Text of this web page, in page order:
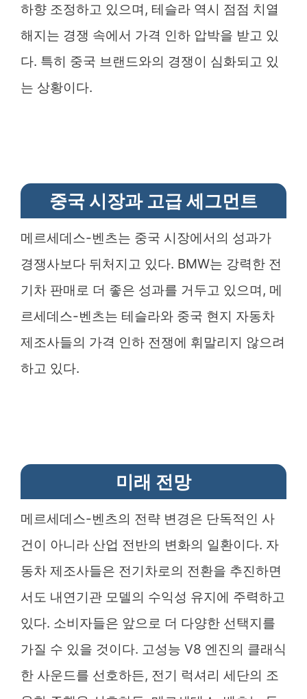
하향 조정하고 있으며, 테슬라 역시 점점 치열
해지는 경쟁 속에서 가격 인하 압박을 받고 있
다. 특히 중국 브랜드와의 경쟁이 심화되고 있
는 상황이다.
중국 시장과 고급 세그먼트
메르세데스-벤츠는 중국 시장에서의 성과가
경쟁사보다 뒤처지고 있다. BMW는 강력한 전
기차 판매로 더 좋은 성과를 거두고 있으며, 메
르세데스-벤츠는 테슬라와 중국 현지 자동차
제조사들의 가격 인하 전쟁에 휘말리지 않으려
하고 있다.
미래 전망
메르세데스-벤츠의 전략 변경은 단독적인 사
건이 아니라 산업 전반의 변화의 일환이다. 자
동차 제조사들은 전기차로의 전환을 추진하면
서도 내연기관 모델의 수익성 유지에 주력하고
있다. 소비자들은 앞으로 더 다양한 선택지를
가질 수 있을 것이다. 고성능 V8 엔진의 클래식
한 사운드를 선호하든, 전기 럭셔리 세단의 조